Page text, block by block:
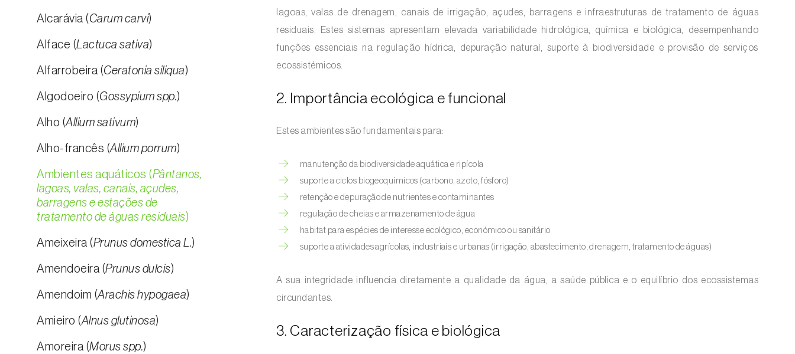
Alcarávia (Carum carvi)
Alface (Lactuca sativa)
Alfarrobeira (Ceratonia siliqua)
Algodoeiro (Gossypium spp.)
Alho (Allium sativum)
Alho-francês (Allium porrum)
Ambientes aquáticos (Pântanos,
lagoas, valas, canais, açudes,
barragens e estações de
tratamento de águas residuais)
Ameixeira (Prunus domestica L.)
Amendoeira (Prunus dulcis)
Amendoim (Arachis hypogaea)
Amieiro (Alnus glutinosa)
Amoreira (Morus spp.)
lagoas, valas de drenagem, canais de irrigação, açudes, barragens e infraestruturas de tratamento de águas
residuais. Estes sistemas apresentam elevada variabilidade hidrológica, química e biológica, desempenhando
funções essenciais na regulação hídrica, depuração natural, suporte à biodiversidade e provisão de serviços
ecossistémicos.
2. Importância ecológica e funcional
Estes ambientes são fundamentais para:
manutenção da biodiversidade aquática e ripícola
suporte a ciclos biogeoquímicos (carbono, azoto, fósforo)
retenção e depuração de nutrientes e contaminantes
regulação de cheias e armazenamento de água
habitat para espécies de interesse ecológico, económico ou sanitário
suporte a atividades agrícolas, industriais e urbanas (irrigação, abastecimento, drenagem, tratamento de águas)
A sua integridade influencia diretamente a qualidade da água, a saúde pública e o equilíbrio dos ecossistemas
circundantes.
3. Caracterização física e biológica